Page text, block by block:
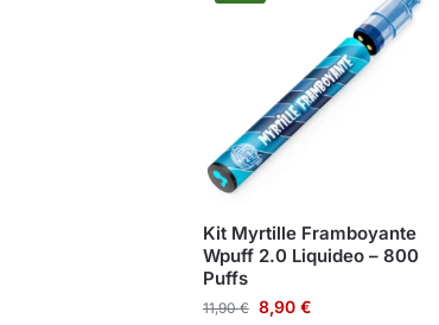
Kit Myrtille Framboyante
Wpuff 2.0 Liquideo – 800
Puffs
11,90€ 8,90 €